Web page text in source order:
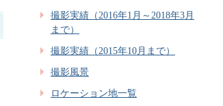
撮影実績（2016年1月～2018年3月
まで）
撮影実績（2015年10月まで）
撮影風景
ロケーション地一覧